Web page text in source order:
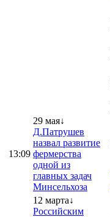
13:09
29 мая↓
Д.Патрушев
назвал развитие
фермерства
одной из
главных задач
Минсельхоза
12 марта↓
Российским